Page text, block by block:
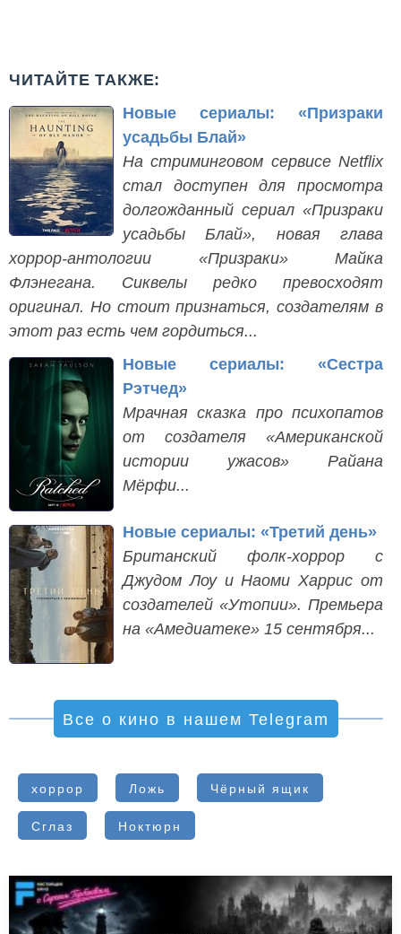
ЧИТАЙТЕ ТАКЖЕ:
Новые сериалы: «Призраки
усадьбы Блай»
На стриминговом сервисе Netflix
стал доступен для просмотра
долгожданный сериал «Призраки
усадьбы Блай», новая глава
хоррор-антологии «Призраки» Майка
Флэнегана. Сиквелы редко превосходят
оригинал. Но стоит признаться, создателям в
этот раз есть чем гордиться...
Новые сериалы: «Сестра
Рэтчед»
Мрачная сказка про психопатов
от создателя «Американской
истории ужасов» Райана
Мёрфи...
Новые сериалы: «Третий день»
Британский фолк-хоррор с
Джудом Лоу и Наоми Харрис от
создателей «Утопии». Премьера
на «Амедиатеке» 15 сентября...
Все о кино в нашем Telegram
хоррор Ложь Чёрный ящик
Сглаз Ноктюрн